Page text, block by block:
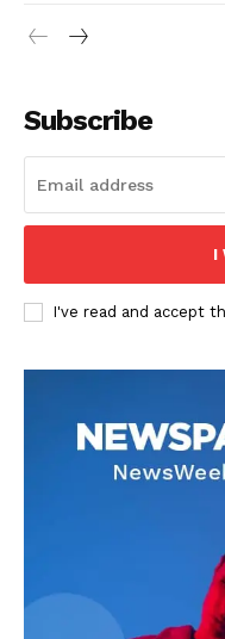
AIN NEWS
Contact Us
Subscribe
I
I've read and accept